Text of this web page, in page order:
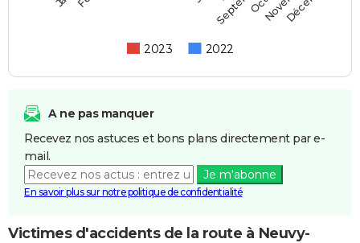
2023 2022
A ne pas manquer
Recevez nos astuces et bons plans directement par e-
mail.
Je m'abonne
En savoir plus sur notre politique de confidentialité
Victimes d'accidents de la route à Neuvy-